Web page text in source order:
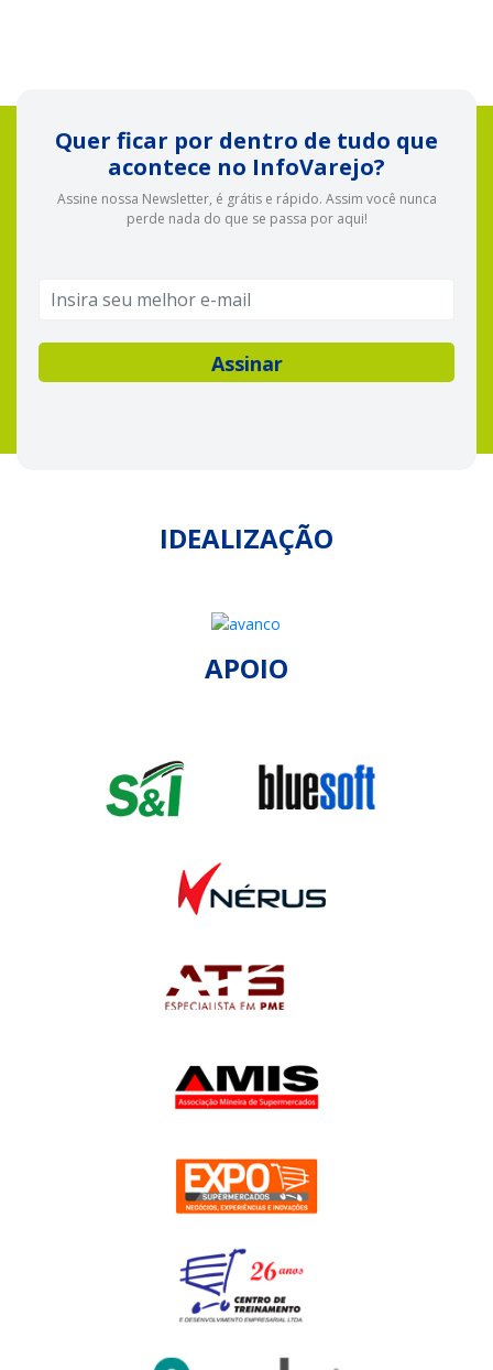
Quer ficar por dentro de tudo que
acontece no InfoVarejo?
Assine nossa Newsletter, é grátis e rápido. Assim você nunca
perde nada do que se passa por aqui!
IDEALIZAÇÃO
APOIO